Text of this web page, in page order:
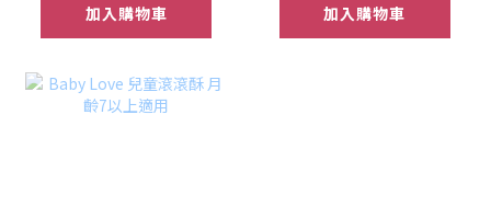
加入購物車 加入購物車